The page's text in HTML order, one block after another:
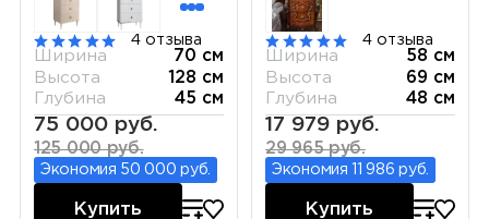
4 отзыва
Ширина
70 см
Высота
128 см
Глубина
45 см
75 000 руб.
125 000 руб.
Экономия 50 000 руб.
Купить
4 отзыва
Ширина
58 см
Высота
69 см
Глубина
48 см
17 979 руб.
29 965 руб.
Экономия 11 986 руб.
Купить